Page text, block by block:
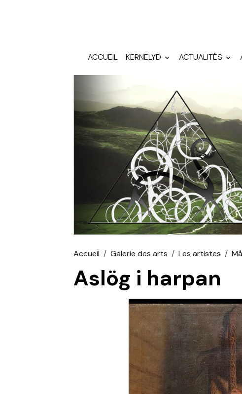
ACCUEIL KERNELYD ACTUALITÉS
Accueil Galerie des arts Les artistes
Aslög i harpan